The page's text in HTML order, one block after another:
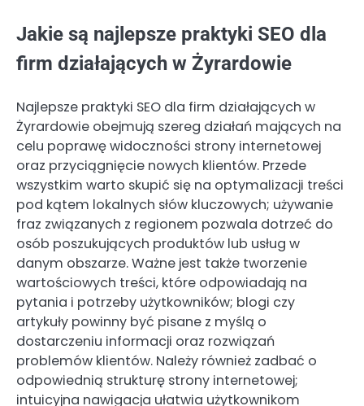
Jakie są najlepsze praktyki SEO dla
firm działających w Żyrardowie
Najlepsze praktyki SEO dla firm działających w
Żyrardowie obejmują szereg działań mających na
celu poprawę widoczności strony internetowej
oraz przyciągnięcie nowych klientów. Przede
wszystkim warto skupić się na optymalizacji treści
pod kątem lokalnych słów kluczowych; używanie
fraz związanych z regionem pozwala dotrzeć do
osób poszukujących produktów lub usług w
danym obszarze. Ważne jest także tworzenie
wartościowych treści, które odpowiadają na
pytania i potrzeby użytkowników; blogi czy
artykuły powinny być pisane z myślą o
dostarczeniu informacji oraz rozwiązań
problemów klientów. Należy również zadbać o
odpowiednią strukturę strony internetowej;
intuicyjna nawigacja ułatwia użytkownikom